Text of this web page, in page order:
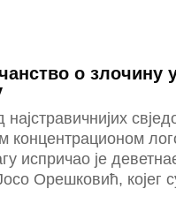
о злочину
наjстравичниjих
концентрационом
испричао jе
Орешковић, коjег